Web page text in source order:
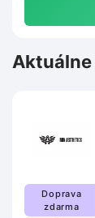
Doprava
zdarma